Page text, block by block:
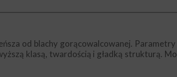
od blachy gorącowalcowanej. Parametry
klasą, twardością i gładką strukturą.